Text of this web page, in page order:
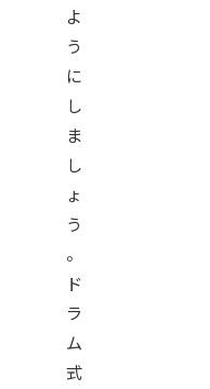
よ
う
に
し
ま
し
ょ
う
。
ド
ラ
ム
式